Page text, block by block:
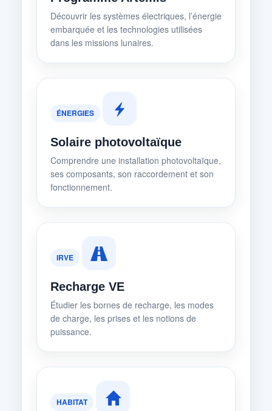
Découvrir les systèmes électriques, l’énergie
embarquée et les technologies utilisées
dans les missions lunaires.
ÉNERGIES
Solaire photovoltaïque
Comprendre une installation photovoltaïque,
ses composants, son raccordement et son
fonctionnement.
IRVE
Recharge VE
Étudier les bornes de recharge, les modes
de charge, les prises et les notions de
puissance.
HABITAT